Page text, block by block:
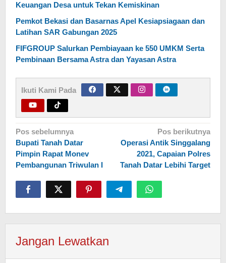
Keuangan Desa untuk Tekan Kemiskinan
Pemkot Bekasi dan Basarnas Apel Kesiapsiagaan dan
Latihan SAR Gabungan 2025
FIFGROUP Salurkan Pembiayaan ke 550 UMKM Serta
Pembinaan Bersama Astra dan Yayasan Astra
Ikuti Kami Pada
Navigasi
pos
Pos sebelumnya
Bupati Tanah Datar
Pimpin Rapat Monev
Pembangunan Triwulan I
Pos berikutnya
Operasi Antik Singgalang
2021, Capaian Polres
Tanah Datar Lebihi Target
Jangan Lewatkan